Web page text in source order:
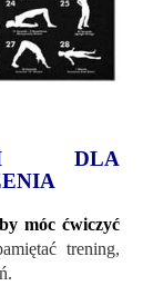
DLA
móc ćwiczyć
trening,